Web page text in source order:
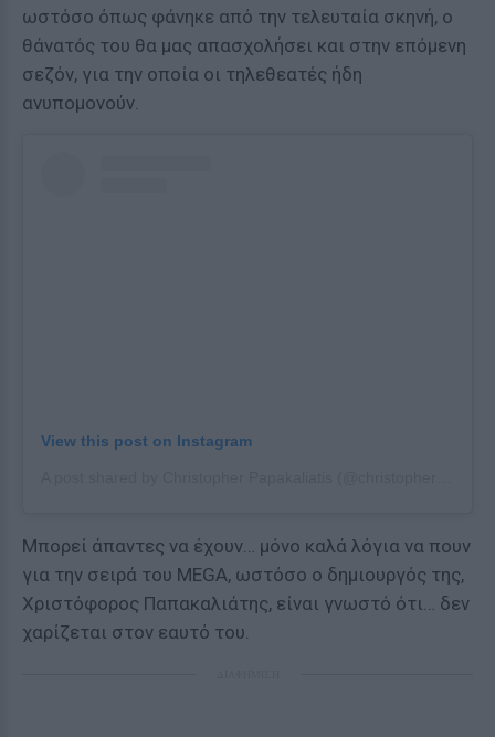
ωστόσο όπως φάνηκε από την τελευταία σκηνή, ο
θάνατός του θα μας απασχολήσει και στην επόμενη
σεζόν, για την οποία οι τηλεθεατές ήδη
ανυπομονούν.
View this post on Instagram
Μπορεί άπαντες να έχουν… μόνο καλά λόγια να πουν
για την σειρά του MEGA, ωστόσο ο δημιουργός της,
Χριστόφορος Παπακαλιάτης, είναι γνωστό ότι… δεν
χαρίζεται στον εαυτό του.